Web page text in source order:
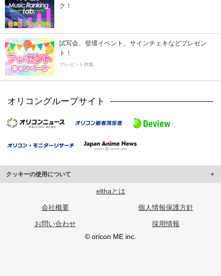
ク！
試写会、登壇イベント、サインチェキなどプレゼン
ト！
プレゼント特集
オリコングループサイト
クッキーの使用について
このサイトでは Cookie を使用して、ユーザーに合わせたコンテンツや広告の
行っています。
メディアや広告配信、データ解析の各パートナーに提供しています。
ユーザーが各パートナーのサービスを使用したときに収集した他の情報を組み
elthaとは
会社概要 個人情報保護方針
お問い合わせ
採用情報
© oricon ME inc.